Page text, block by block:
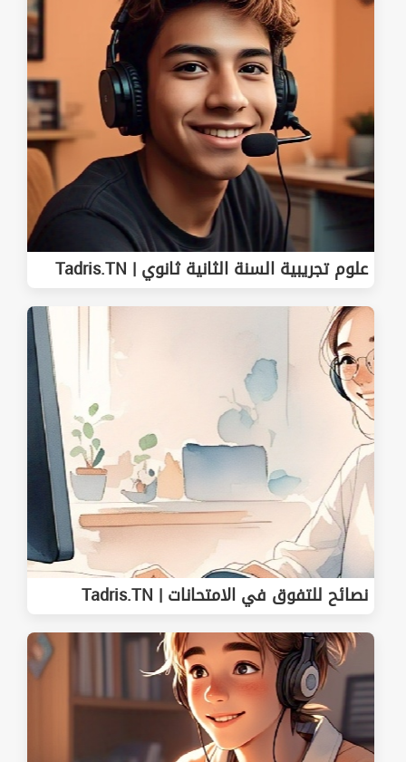
علوم تجريبية السنة الثانية ثانوي | Tadris.TN
نصائح للتفوق في الامتحانات | Tadris.TN